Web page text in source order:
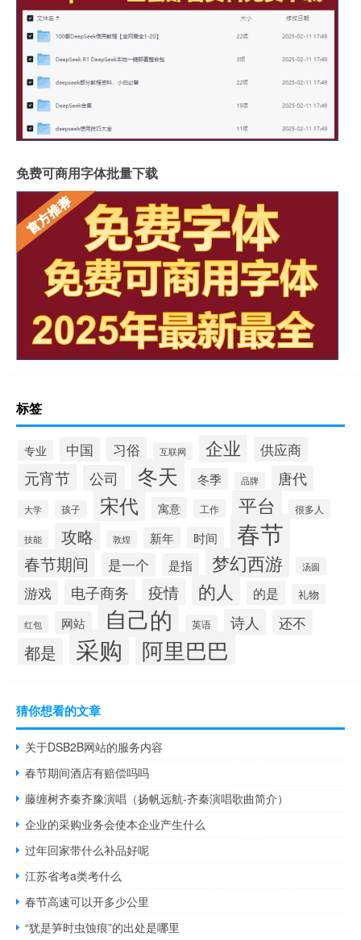
免费可商用字体批量下载
标签
专业 中国 习俗 互联网 企业 供应商
元宵节 公司 冬天 冬季 品牌 唐代
大学 孩子 宋代 寓意 工作 平台 很多人
技能 攻略 敦煌 新年 时间 春节
春节期间 是一个 是指 梦幻西游 汤圆
游戏 电子商务 疫情 的人 的是 礼物
红包 网站 自己的 英语 诗人 还不
都是 采购 阿里巴巴
猜你想看的文章
关于DSB2B网站的服务内容
春节期间酒店有赔偿吗吗
藤缠树齐秦齐豫演唱（扬帆远航-齐秦演唱歌曲简介）
企业的采购业务会使本企业产生什么
过年回家带什么补品好呢
江苏省考a类考什么
春节高速可以开多少公里
“犹是笋时虫蚀痕”的出处是哪里